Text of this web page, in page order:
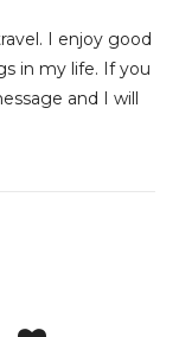
I enjoy good
in my life. If you
and I will